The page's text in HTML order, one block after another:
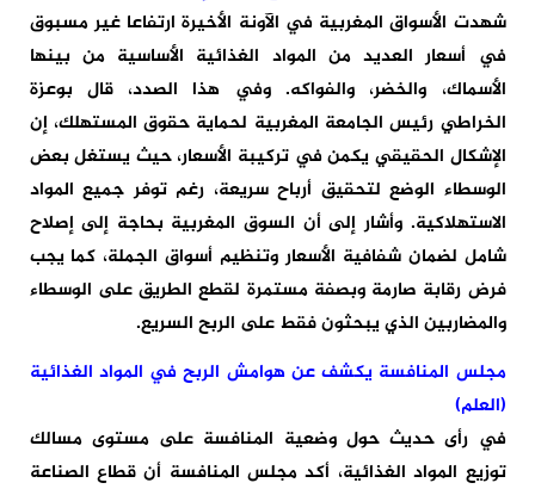
شهدت الأسواق المغربية في الآونة الأخيرة ارتفاعا غير مسبوق
في أسعار العديد من المواد الغذائية الأساسية من بينها
الأسماك، والخضر، والفواكه. وفي هذا الصدد، قال بوعزة
الخراطي رئيس الجامعة المغربية لحماية حقوق المستهلك، إن
الإشكال الحقيقي يكمن في تركيبة الأسعار، حيث يستغل بعض
الوسطاء الوضع لتحقيق أرباح سريعة، رغم توفر جميع المواد
الاستهلاكية. وأشار إلى أن السوق المغربية بحاجة إلى إصلاح
شامل لضمان شفافية الأسعار وتنظيم أسواق الجملة، كما يجب
فرض رقابة صارمة وبصفة مستمرة لقطع الطريق على الوسطاء
والمضاربين الذي يبحثون فقط على الربح السريع.
مجلس المنافسة يكشف عن هوامش الربح في المواد الغذائية
(العلم)
في رأى حديث حول وضعية المنافسة على مستوى مسالك
توزيع المواد الغذائية، أكد مجلس المنافسة أن قطاع الصناعة